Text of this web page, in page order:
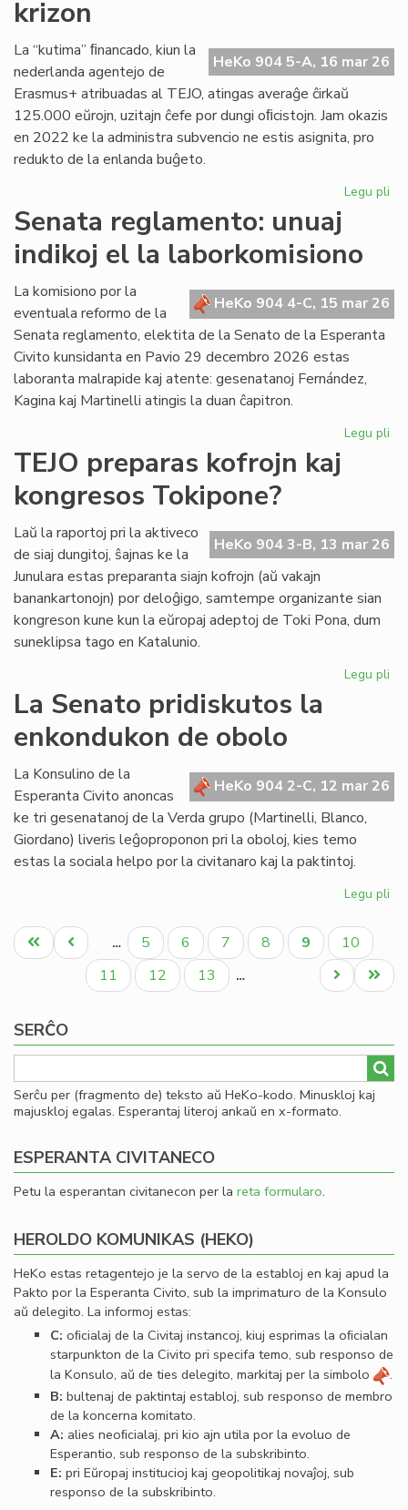
krizon
HeKo 904 5-A, 16 mar 26
La “kutima” ﬁnancado, kiun la
nederlanda agentejo de
Erasmus+ atribuadas al TEJO, atingas averaĝe ĉirkaŭ
125.000 eŭrojn, uzitajn ĉefe por dungi oﬁcistojn. Jam okazis
en 2022 ke la administra subvencio ne estis asignita, pro
redukto de la enlanda buĝeto.
Legu pli
Senata reglamento: unuaj
indikoj el la laborkomisiono
HeKo 904 4-C, 15 mar 26
La komisiono por la
eventuala reformo de la
Senata reglamento, elektita de la Senato de la Esperanta
Civito kunsidanta en Pavio 29 decembro 2026 estas
laboranta malrapide kaj atente: gesenatanoj Fernández,
Kagina kaj Martinelli atingis la duan ĉapitron.
Legu pli
el
TEJO preparas kofrojn kaj
kongresos Tokipone?
HeKo 904 3-B, 13 mar 26
Laŭ la raportoj pri la aktiveco
de siaj dungitoj, ŝajnas ke la
Junulara estas preparanta siajn kofrojn (aŭ vakajn
banankartonojn) por deloĝigo, samtempe organizante sian
kongreson kune kun la eŭropaj adeptoj de Toki Pona, dum
suneklipsa tago en Katalunio.
Legu pli
La Senato pridiskutos la
enkondukon de obolo
HeKo 904 2-C, 12 mar 26
La Konsulino de la
Esperanta Civito anoncas
ke tri gesenatanoj de la Verda grupo (Martinelli, Blanco,
Giordano) liveris leĝoproponon pri la oboloj, kies temo
estas la sociala helpo por la civitanaro kaj la paktintoj.
Legu pli
la
Pagination
Unua
paĝo
Antaŭa
paĝo
… Paĝo
5 Paĝo
6 Paĝo
7 Paĝo
8
Aktuala
paĝo
9 Paĝo
10
Paĝo
11 Paĝo
12 Paĝo
13 …
Last
page
Next
page
SERĈO
Serĉu per (fragmento de) teksto aŭ HeKo-kodo. Minuskloj kaj
majuskloj egalas. Esperantaj literoj ankaŭ en x-formato.
ESPERANTA CIVITANECO
Petu la esperantan civitanecon per la reta formularo.
HEROLDO KOMUNIKAS (HEKO)
HeKo estas retagentejo je la servo de la establoj en kaj apud la
Pakto por la Esperanta Civito, sub la imprimaturo de la Konsulo
aŭ delegito. La informoj estas:
C: oﬁcialaj de la Civitaj instancoj, kiuj esprimas la oﬁcialan
starpunkton de la Civito pri specifa temo, sub responso de
la Konsulo, aŭ de ties delegito, markitaj per la simbolo
.
B: bultenaj de paktintaj establoj, sub responso de membro
de la koncerna komitato.
A: alies neoﬁcialaj, pri kio ajn utila por la evoluo de
Esperantio, sub responso de la subskribinto.
E: pri Eŭropaj institucioj kaj geopolitikaj novaĵoj, sub
responso de la subskribinto.